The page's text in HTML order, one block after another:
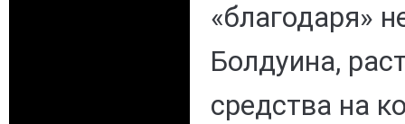
«благодаря»
Болдуина,
средства на